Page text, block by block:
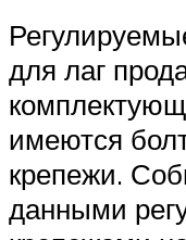
для лаг
имеются
крепежи.
данными